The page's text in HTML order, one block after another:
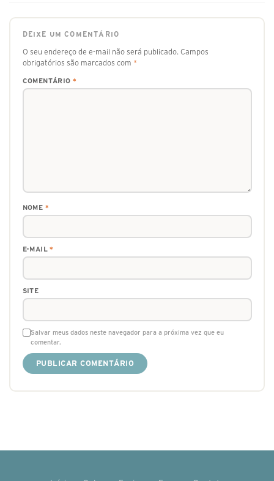
DEIXE UM COMENTÁRIO
O seu endereço de e-mail não será publicado. Campos
obrigatórios são marcados com *
COMENTÁRIO *
NOME *
E-MAIL*
SITE
Salvar meus dados neste navegador para a próxima vez que eu
comentar.